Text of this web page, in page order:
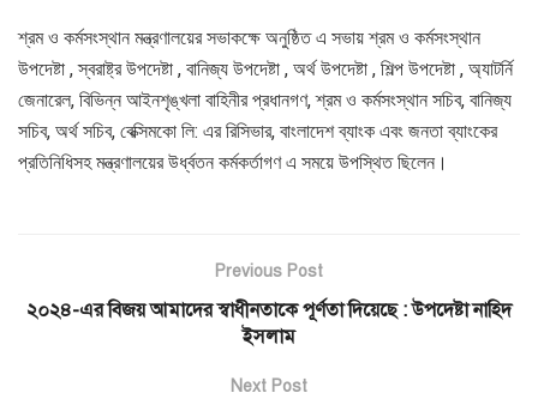
শ্রম ও কর্মসংস্থান মন্ত্রণালয়ের সভাকক্ষে অনুষ্ঠিত এ সভায় শ্রম ও কর্মসংস্থান
উপদেষ্টা , স্বরাষ্ট্র উপদেষ্টা , বানিজ্য উপদেষ্টা , অর্থ উপদেষ্টা , শিল্প উপদেষ্টা , অ্যাটর্নি
জেনারেল, বিভিন্ন আইনশৃঙ্খলা বাহিনীর প্রধানগণ, শ্রম ও কর্মসংস্থান সচিব, বানিজ্য
সচিব, অর্থ সচিব, বেক্সিমকো লি: এর রিসিভার, বাংলাদেশ ব্যাংক এবং জনতা ব্যাংকের
প্রতিনিধিসহ মন্ত্রণালয়ের উর্ধ্বতন কর্মকর্তাগণ এ সময়ে উপস্থিত ছিলেন।
Previous Post
২০২৪-এর বিজয় আমাদের স্বাধীনতাকে পূর্ণতা দিয়েছে : উপদেষ্টা নাহিদ
ইসলাম
Next Post